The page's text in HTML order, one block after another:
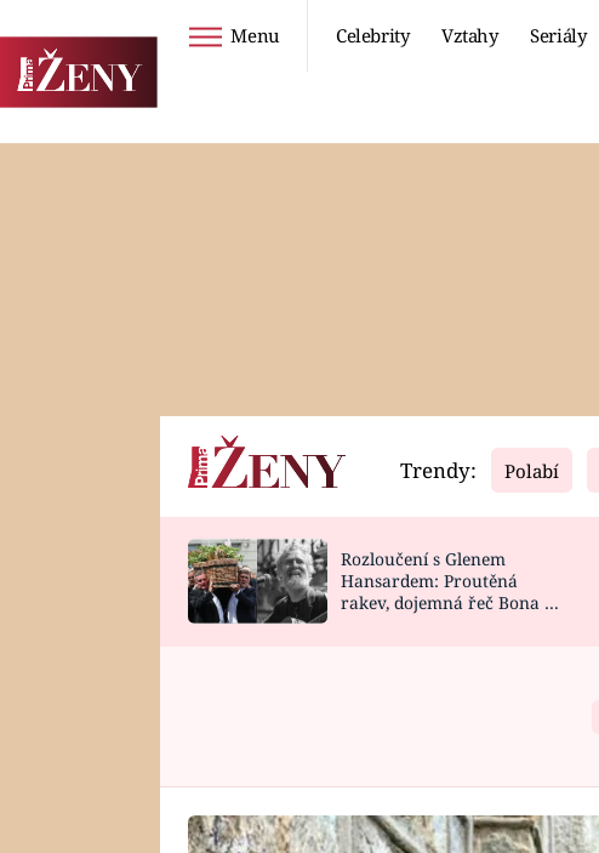
Menu Celebrity Vztahy Seriály
Horoskopy
HOROSKOP NA
Video
CELEBRITY
VAŘENÍ
Trendy: Polabí
Rozloučení s Glenem
Hansardem: Proutěná
rakev, dojemná řeč Bona a